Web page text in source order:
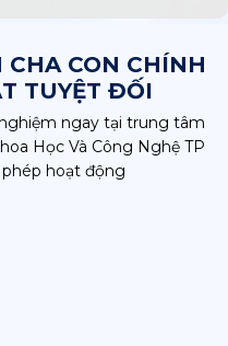
CON CHÍNH
TUYỆT ĐỐI
ngay tại trung tâm
Học Và Công Nghệ TP
hoạt động